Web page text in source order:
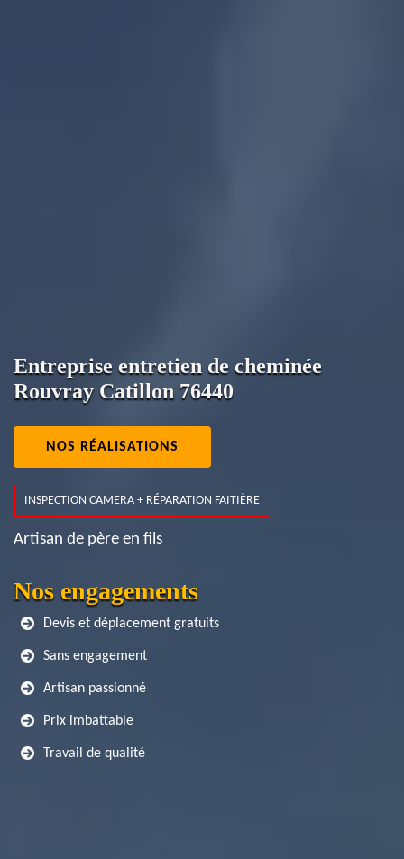
Entreprise entretien de cheminée
Rouvray Catillon 76440
NOS RÉALISATIONS
INSPECTION CAMERA + RÉPARATION FAITIÈRE
Artisan de père en fils
Nos engagements
Devis et déplacement gratuits
Sans engagement
Artisan passionné
Prix imbattable
Travail de qualité